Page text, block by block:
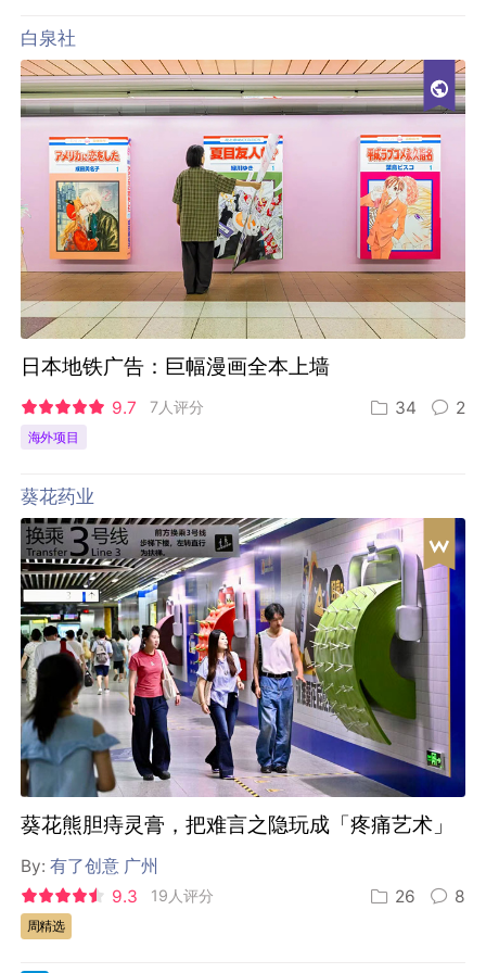
白泉社
日本地铁广告：巨幅漫画全本上墙
9.7 7人评分 34 2
海外项目
葵花药业
葵花熊胆痔灵膏，把难言之隐玩成「疼痛艺术」
By:有了创意 广州
9.3
19人评分 26 8
周精选